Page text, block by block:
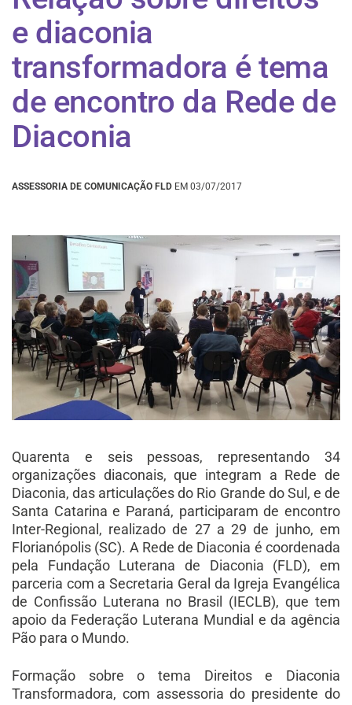
e diaconia
transformadora é tema
de encontro da Rede de
Diaconia
ASSESSORIA DE COMUNICAÇÃO FLD EM 03/07/2017
Quarenta e seis pessoas, representando 34
organizações diaconais, que integram a Rede de
Diaconia, das articulações do Rio Grande do Sul, e de
Santa Catarina e Paraná, participaram de encontro
Inter-Regional, realizado de 27 a 29 de junho, em
Florianópolis (SC). A Rede de Diaconia é coordenada
pela Fundação Luterana de Diaconia (FLD), em
parceria com a Secretaria Geral da Igreja Evangélica
de Confissão Luterana no Brasil (IECLB), que tem
apoio da Federação Luterana Mundial e da agência
Pão para o Mundo.
Formação sobre o tema Direitos e Diaconia
Transformadora, com assessoria do presidente do